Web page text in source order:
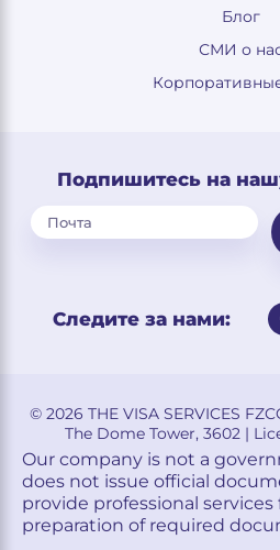
Блог
СМИ о
Подпишитесь на
Следите за нами:
© 2026 THE VISA SERVICES
The Dome Tower, 3602 |
Our company is not a
does not issue official
provide professional
preparation of required